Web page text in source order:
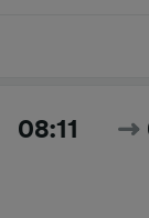
08:11